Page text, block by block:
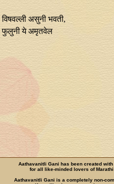
विषवल्‍ली असुनी भवती,
फुलुनी ये अमृतवेल
Aathavanitli Gani has been created
for all like-minded lovers of
Aathavanitli Gani is a completely non-